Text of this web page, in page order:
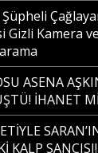
Gizli Kamera
ASENA
İHANET
KALP SANCISI!